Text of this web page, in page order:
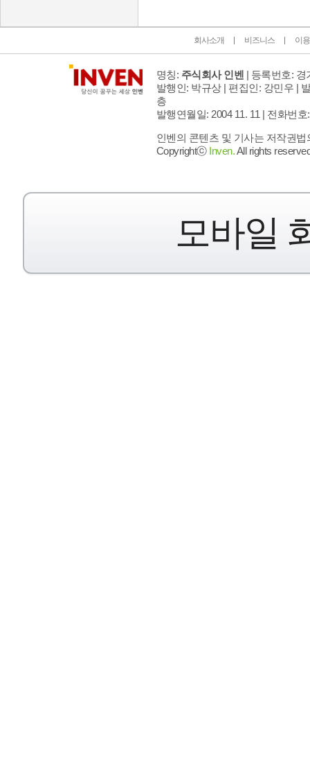
회사소개 비즈니스 이
명칭: 주식회사 인벤 | 등록번호: 경
발행인: 박규상 | 편집인: 강민우 |
층
발행연월일: 2004 11. 11 | 전화번호
인벤의 콘텐츠 및 기사는 저작권
Copyrightⓒ Inven.All rights
모바일